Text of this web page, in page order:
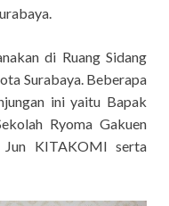
di Ruang Sidang
Surabaya. Beberapa
ini yaitu Bapak
Ryoma Gakuen
Jun KITAKOMI serta